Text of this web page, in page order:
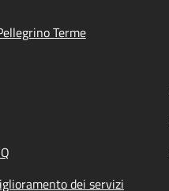
Terme
dei servizi